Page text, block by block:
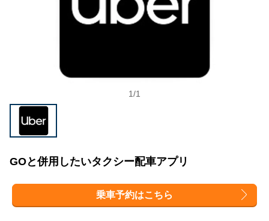
1/1
GOと併用したいタクシー配車アプリ
乗車予約はこちら